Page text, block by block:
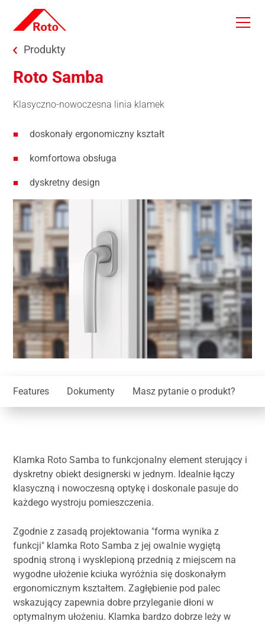
Skip to main content
You are here:
Produkty
Roto Samba
Klasyczno-nowoczesna linia klamek
doskonały ergonomiczny kształt
komfortowa obsługa
dyskretny design
Features Dokumenty Masz pytanie o produkt?
Klamka Roto Samba to funkcjonalny element sterujący i
dyskretny obiekt designerski w jednym. Idealnie łączy
klasyczną i nowoczesną optykę i doskonale pasuje do
każdego wystroju pomieszczenia.
Zgodnie z zasadą projektowania "forma wynika z
funkcji" klamka Roto Samba z jej owalnie wygiętą
spodnią stroną i wysklepioną przednią z miejscem na
wygodne ułożenie kciuka wyróżnia się doskonałym
ergonomicznym kształtem. Zagłębienie pod palec
wskazujący zapewnia dobre przyleganie dłoni w
optymalnym ułożeniu. Klamka bardzo dobrze leży w